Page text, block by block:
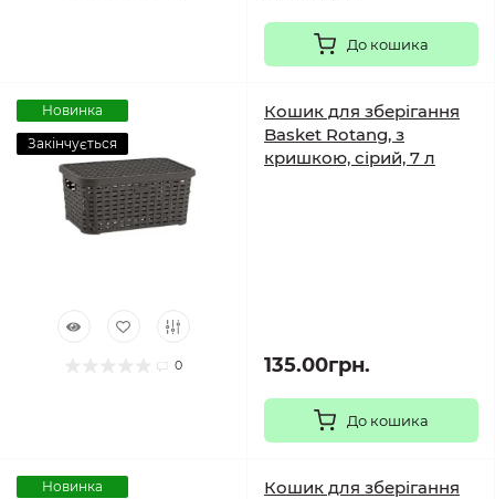
До кошика
Новинка
Закінчується
0
Кошик для зберігання
Basket Rotang, з
кришкою, сірий, 7 л
135.00грн.
До кошика
Новинка
Кошик для зберігання